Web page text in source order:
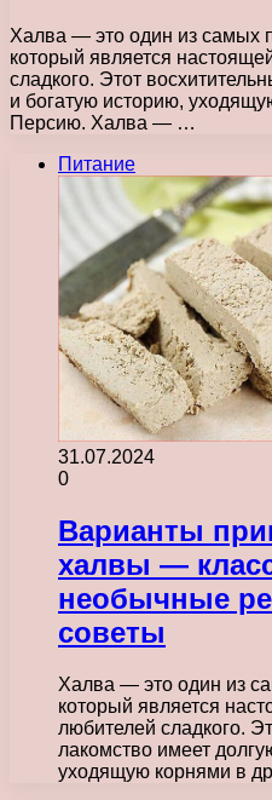
Халва — это один из самых
который является
сладкого. Этот
и богатую историю,
Персию. Халва — …
Питание
31.07.2024
0
Варианты
халвы —
необычные
советы
Халва — это один из
который является
любителей сладкого.
лакомство имеет
уходящую корнями в